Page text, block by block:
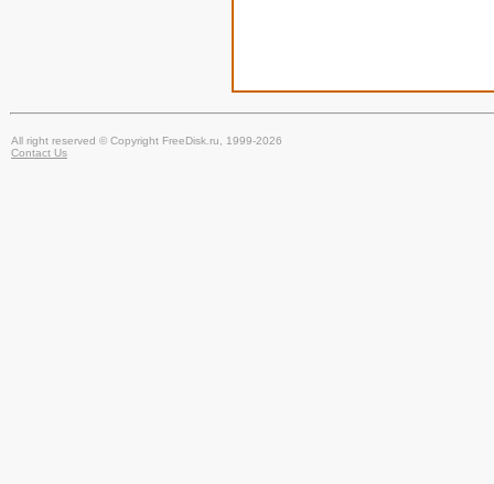
All right reserved © Copyright FreeDisk.ru, 1999-2026
Contact Us